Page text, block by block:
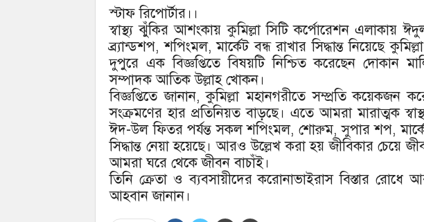
স্টাফ রিপোর্টার।।
স্বাস্থ্য ঝুঁকির আশংকায় কুমিল্লা সিটি কর্পোরেশন এলাকায়
ব্র্যান্ডশপ, শপিংমল, মার্কেট বন্ধ রাখার সিদ্ধান্ত নিয়েছে
দুপুরে এক বিজ্ঞপ্তিতে বিষয়টি নিশ্চিত করেছেন দোকান
সম্পাদক আতিক উল্লাহ খোকন।
বিজ্ঞপ্তিতে জানান, কুমিল্লা মহানগরীতে সম্প্রতি কয়েকজন
সংক্রমণের হার প্রতিনিয়ত বাড়ছে। এতে আমরা মারাত্মক
ঈদ-উল ফিতর পর্যন্ত সকল শপিংমল, শোরুম, সুপার শপ,
সিদ্ধান্ত নেয়া হয়েছে। আরও উল্লেখ করা হয় জীবিকার
আমরা ঘরে থেকে জীবন বাচাঁই।
তিনি ক্রেতা ও ব্যবসায়ীদের করোনাভাইরাস বিস্তার রোধে
আহবান জানান।